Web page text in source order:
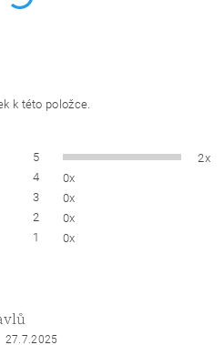
k této položce.
5
2x
4
0x
3
0x
2
0x
1
0x
27.7.2025